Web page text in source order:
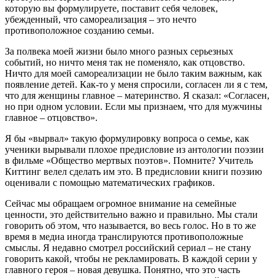
которую вы формулируете, поставит себя человек,
убежденный, что самореализация – это нечто
противоположное созданию семьи.
За полвека моей жизни было много разных серьезных
событий, но ничто меня так не поменяло, как отцовство.
Ничто для моей самореализации не было таким важным, как
появление детей. Как-то у меня спросили, согласен ли я с тем,
что для женщины главное – материнство. Я сказал: «Согласен,
но при одном условии. Если мы признаем, что для мужчины
главное – отцовство».
Я бы «вырвал» такую формулировку вопроса о семье, как
ученики вырывали плохое предисловие из антологии поэзии
в фильме «Общество мертвых поэтов». Помните? Учитель
Киттинг велел сделать им это. В предисловии книги поэзию
оценивали с помощью математических графиков.
Сейчас мы обращаем огромное внимание на семейные
ценности, это действительно важно и правильно. Мы стали
говорить об этом, что называется, во весь голос. Но в то же
время в медиа иногда транслируются противоположные
смыслы. Я недавно смотрел российский сериал – не стану
говорить какой, чтобы не рекламировать. В каждой серии у
главного героя – новая девушка. Понятно, что это часть